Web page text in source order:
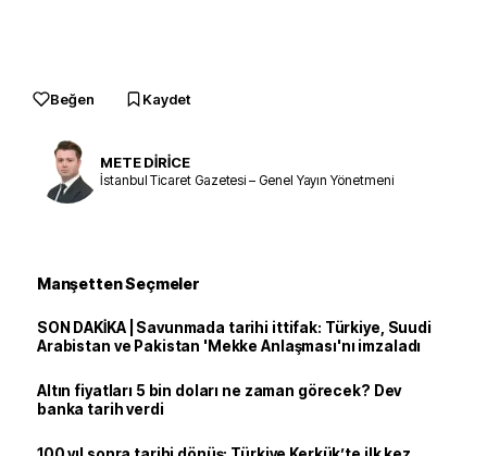
Beğen Kaydet
METE DİRİCE
İstanbul Ticaret Gazetesi – Genel Yayın Yönetmeni
Manşetten Seçmeler
SON DAKİKA | Savunmada tarihi ittifak: Türkiye, Suudi
Arabistan ve Pakistan 'Mekke Anlaşması'nı imzaladı
Altın fiyatları 5 bin doları ne zaman görecek? Dev
banka tarih verdi